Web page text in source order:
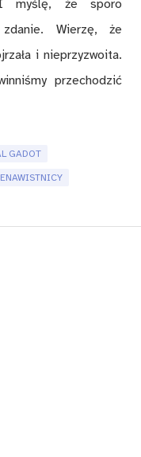
I myślę, że sporo
Wierzę, że
i nieprzyzwoita.
przechodzić
GADOT